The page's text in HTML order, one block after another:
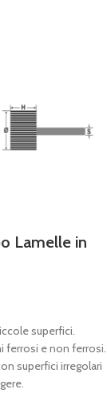
Lamelle in
superfici.
ferrosi e non ferrosi.
superfici irregolari